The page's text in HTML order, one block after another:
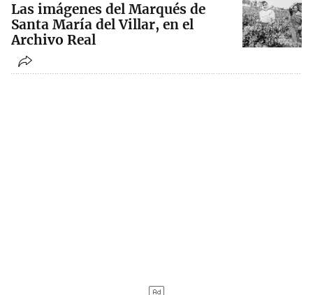
Las imágenes del Marqués de
Santa María del Villar, en el
Archivo Real